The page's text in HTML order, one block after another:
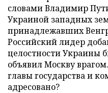
словами Владимир
Украиной западных
принадлежавших
Российский лидер
целостности Украины
объявил Москву
главы государства и
адресовано?